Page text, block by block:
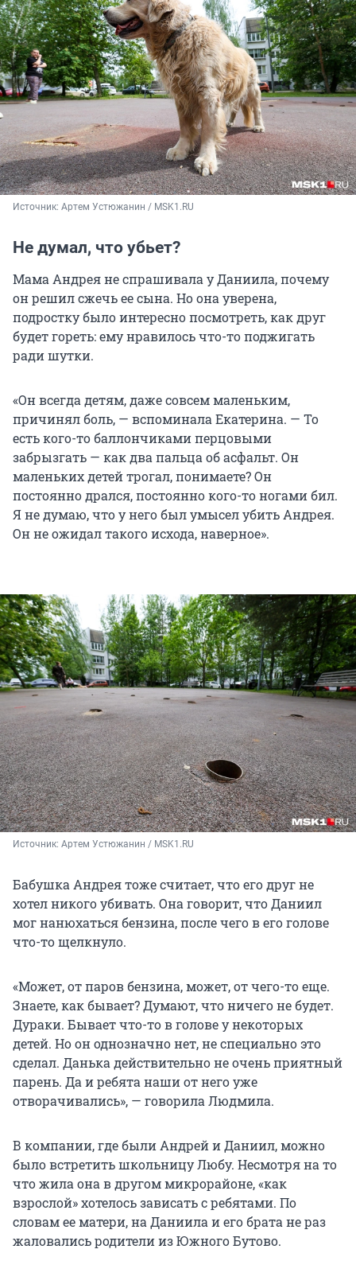
Источник: Артем Устюжанин / MSK1.RU
Не думал, что убьет?
Мама Андрея не спрашивала у Даниила, почему
он решил сжечь ее сына. Но она уверена,
подростку было интересно посмотреть, как друг
будет гореть: ему нравилось что-то поджигать
ради шутки.
«Он всегда детям, даже совсем маленьким,
причинял боль, — вспоминала Екатерина. — То
есть кого-то баллончиками перцовыми
забрызгать — как два пальца об асфальт. Он
маленьких детей трогал, понимаете? Он
постоянно дрался, постоянно кого-то ногами бил.
Я не думаю, что у него был умысел убить Андрея.
Он не ожидал такого исхода, наверное».
Источник: Артем Устюжанин / MSK1.RU
Бабушка Андрея тоже считает, что его друг не
хотел никого убивать. Она говорит, что Даниил
мог нанюхаться бензина, после чего в его голове
что-то щелкнуло.
«Может, от паров бензина, может, от чего-то еще.
Знаете, как бывает? Думают, что ничего не будет.
Дураки. Бывает что-то в голове у некоторых
детей. Но он однозначно нет, не специально это
сделал. Данька действительно не очень приятный
парень. Да и ребята наши от него уже
отворачивались», — говорила Людмила.
В компании, где были Андрей и Даниил, можно
было встретить школьницу Любу. Несмотря на то
что жила она в другом микрорайоне, «как
взрослой» хотелось зависать с ребятами. По
словам ее матери, на Даниила и его брата не раз
жаловались родители из Южного Бутово.